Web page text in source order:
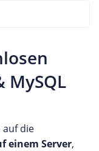
MySQL
auf die
einem Server,